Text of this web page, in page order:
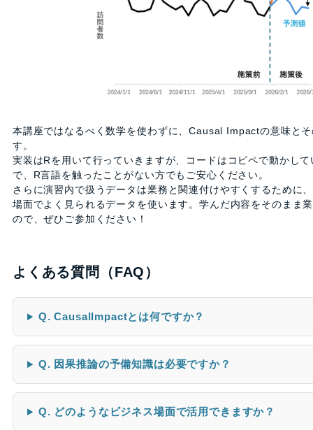
本講座ではなるべく数学を使わずに、Causal Impactの意味と
す。
実装はRを用いて行っていきますが、コードはコピペで動かし
で、R言語を触ったことがない方でもご安心ください。
さらに演習内で扱うデータは業務と関連付けやすくするために
場面でよく見られるデータを使います。学んだ内容をそのまま
ので、ぜひご参加ください！
よくある質問（FAQ）
Q. CausalImpactとは何ですか？
Q. 因果推論の予備知識は必要ですか？
Q. どのようなビジネス場面で活用できますか？